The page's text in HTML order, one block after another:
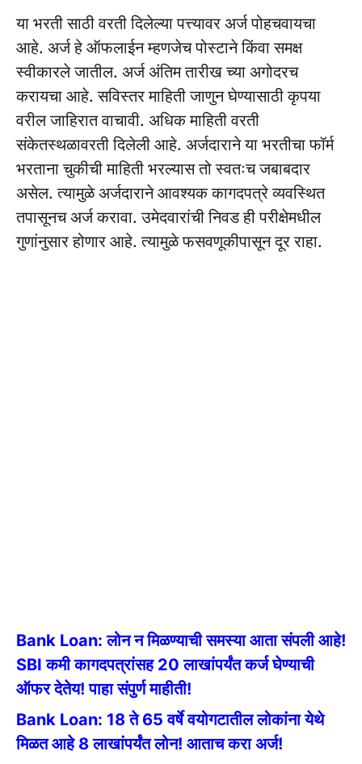
या भरती साठी वरती दिलेल्या पत्त्यावर अर्ज पोहचवायचा
आहे. अर्ज हे ऑफलाईन म्हणजेच पोस्टाने किंवा समक्ष
स्वीकारले जातील. अर्ज अंतिम तारीख च्या अगोदरच
करायचा आहे. सविस्तर माहिती जाणुन घेण्यासाठी कृपया
वरील जाहिरात वाचावी. अधिक माहिती वरती
संकेतस्थळावरती दिलेली आहे. अर्जदाराने या भरतीचा फॉर्म
भरताना चुकीची माहिती भरल्यास तो स्वतःच जबाबदार
असेल. त्यामुळे अर्जदाराने आवश्यक कागदपत्रे व्यवस्थित
तपासूनच अर्ज करावा. उमेदवारांची निवड ही परीक्षेमधील
गुणांनुसार होणार आहे. त्यामुळे फसवणूकीपासून दूर राहा.
Bank Loan: लोन न मिळण्याची समस्या आता संपली आहे!
SBI कमी कागदपत्रांसह 20 लाखांपर्यंत कर्ज घेण्याची
ऑफर देतेय! पाहा संपुर्ण माहीती!
Bank Loan: 18 ते 65 वर्षे वयोगटातील लोकांना येथे
मिळत आहे 8 लाखांपर्यंत लोन! आताच करा अर्ज!